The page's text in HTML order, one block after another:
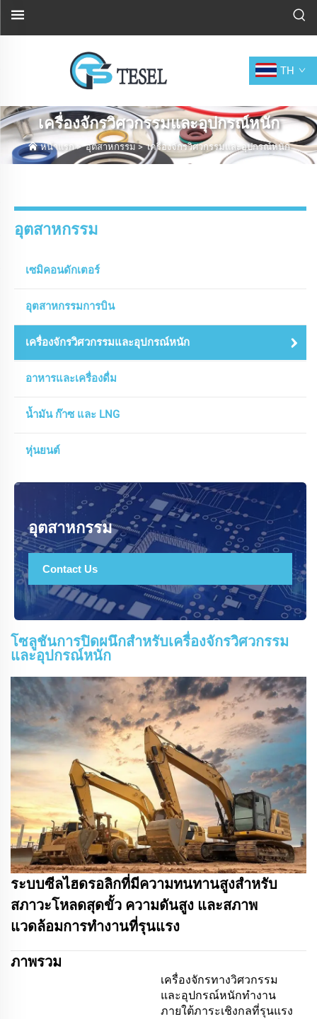
TH
เครื่องจักรวิศวกรรมและอุปกรณ์หนัก
หน้าแรก>อุตสาหกรรม>เครื่องจักรวิศวกรรมและอุปกรณ์หนัก
อุตสาหกรรม
เซมิคอนดักเตอร์
อุตสาหกรรมการบิน
เครื่องจักรวิศวกรรมและอุปกรณ์หนัก
อาหารและเครื่องดื่ม
น้ำมัน ก๊าซ และ LNG
หุ่นยนต์
อุตสาหกรรม
Contact Us
โซลูชันการปิดผนึกสำหรับเครื่องจักรวิศวกรรม
และอุปกรณ์หนัก
ระบบซีลไฮดรอลิกที่มีความทนทานสูงสำหรับ
สภาวะโหลดสุดขั้ว ความดันสูง และสภาพ
แวดล้อมการทำงานที่รุนแรง
ภาพรวม
เครื่องจักรทางวิศวกรรม
และอุปกรณ์หนักทำงาน
ภายใต้ภาระเชิงกลที่รุนแรง